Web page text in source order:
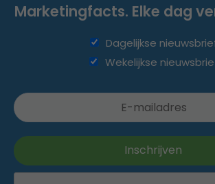
Marketingfacts. Elke dag
Dagelijkse
Wekelijkse